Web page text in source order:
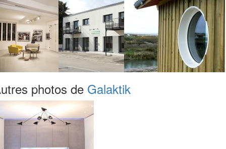
photos de Galaktik